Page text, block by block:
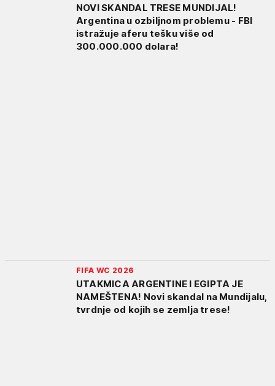
NOVI SKANDAL TRESE MUNDIJAL!
Argentina u ozbiljnom problemu - FBI
istražuje aferu tešku više od
300.000.000 dolara!
FIFA WC 2026
UTAKMICA ARGENTINE I EGIPTA JE
NAMEŠTENA! Novi skandal na Mundijalu,
tvrdnje od kojih se zemlja trese!